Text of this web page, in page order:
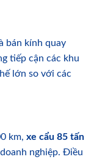
bán kính quay
tiếp cận các khu
lớn so với các
km, xe cẩu 85 tấn
nghiệp. Điều